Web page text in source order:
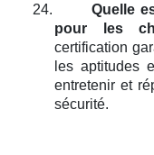
24.
Quelle
pour les
certification
les aptitudes
entretenir et
sécurité.